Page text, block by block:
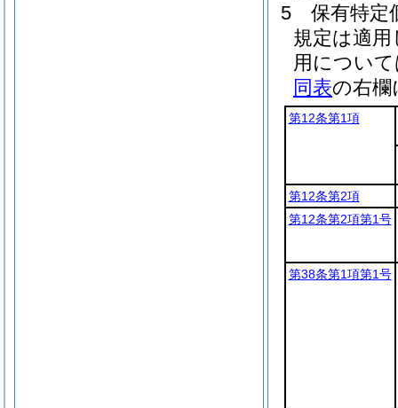
5
保有特定
規定は適
用につい
同表の右欄
第12条第1項
第12条第2項
第12条第2項第1号
第38条第1項第1号